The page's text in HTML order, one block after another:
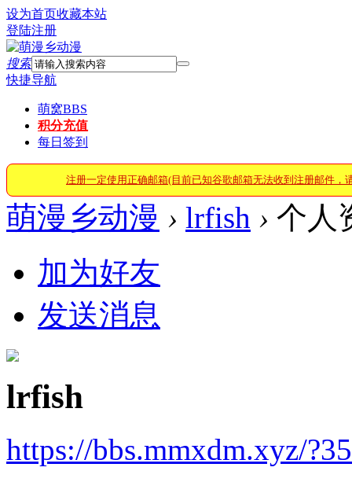
设为首页收藏本站
登陆注册
搜索
快捷导航
萌窝BBS
积分充值
每日签到
注册一定使用正确邮箱(目前已知谷歌邮箱无法收到注册邮件，
萌漫乡动漫 › lrfish › 个人
加为好友
发送消息
lrfish
https://bbs.mmxdm.xyz/